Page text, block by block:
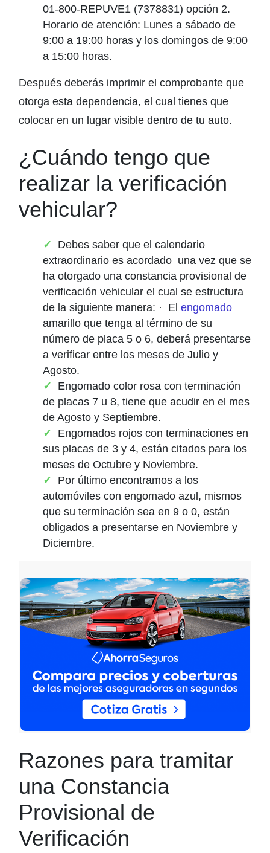
01-800-REPUVE1 (7378831) opción 2.
Horario de atención: Lunes a sábado de
9:00 a 19:00 horas y los domingos de 9:00
a 15:00 horas.
Después deberás imprimir el comprobante que
otorga esta dependencia, el cual tienes que
colocar en un lugar visible dentro de tu auto.
¿Cuándo tengo que
realizar la verificación
vehicular?
Debes saber que el calendario
extraordinario es acordado una vez que se
ha otorgado una constancia provisional de
verificación vehicular el cual se estructura
de la siguiente manera: · El engomado
amarillo que tenga al término de su
número de placa 5 o 6, deberá presentarse
a verificar entre los meses de Julio y
Agosto.
Engomado color rosa con terminación
de placas 7 u 8, tiene que acudir en el mes
de Agosto y Septiembre.
Engomados rojos con terminaciones en
sus placas de 3 y 4, están citados para los
meses de Octubre y Noviembre.
Por último encontramos a los
automóviles con engomado azul, mismos
que su terminación sea en 9 o 0, están
obligados a presentarse en Noviembre y
Diciembre.
Razones para tramitar
una Constancia
Provisional de
Verificación